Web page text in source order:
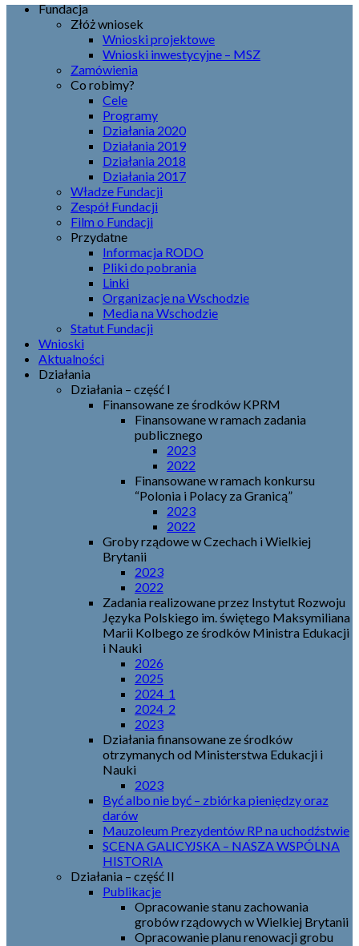
Fundacja
Złóż wniosek
Wnioski projektowe
Wnioski inwestycyjne – MSZ
Zamówienia
Co robimy?
Cele
Programy
Działania 2020
Działania 2019
Działania 2018
Działania 2017
Władze Fundacji
Zespół Fundacji
Film o Fundacji
Przydatne
Informacja RODO
Pliki do pobrania
Linki
Organizacje na Wschodzie
Media na Wschodzie
Statut Fundacji
Wnioski
Aktualności
Działania
Działania – część I
Finansowane ze środków KPRM
Finansowane w ramach zadania
publicznego
2023
2022
Finansowane w ramach konkursu
“Polonia i Polacy za Granicą”
2023
2022
Groby rządowe w Czechach i Wielkiej
Brytanii
2023
2022
Zadania realizowane przez Instytut Rozwoju
Języka Polskiego im. świętego Maksymiliana
Marii Kolbego ze środków Ministra Edukacji
i Nauki
2026
2025
2024_1
2024_2
2023
Działania finansowane ze środków
otrzymanych od Ministerstwa Edukacji i
Nauki
2023
Być albo nie być – zbiórka pieniędzy oraz
darów
Mauzoleum Prezydentów RP na uchodźstwie
SCENA GALICYJSKA – NASZA WSPÓLNA
HISTORIA
Działania – część II
Publikacje
Opracowanie stanu zachowania
grobów rządowych w Wielkiej Brytanii
Opracowanie planu renowacji grobu